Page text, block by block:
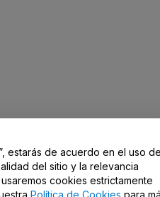
estarás de acuerdo en el uso
del sitio y la relevancia
cookies estrictamente
Política de Cookies para